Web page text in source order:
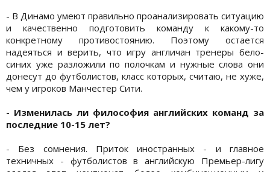
- В Динамо умеют правильно проанализировать ситуацию
и качественно подготовить команду к какому-то
конкретному противостоянию. Поэтому остается
надеяться и верить, что игру англичан тренеры бело-
синих уже разложили по полочкам и нужные слова они
донесут до футболистов, класс которых, считаю, не хуже,
чем у игроков Манчестер Сити.
- Изменилась ли философия английских команд за
последние 10-15 лет?
- Без сомнения. Приток иностранных - и главное
техничных - футболистов в английскую Премьер-лигу